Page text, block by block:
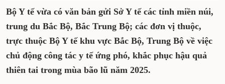
Bộ Y tế vừa có văn bản gửi Sở Y tế các tỉnh miền núi,
trung du Bắc Bộ, Bắc Trung Bộ; các đơn vị thuộc,
trực thuộc Bộ Y tế khu vực Bắc Bộ, Trung Bộ về việc
chủ động công tác y tế ứng phó, khắc phục hậu quả
thiên tai trong mùa bão lũ năm 2025.